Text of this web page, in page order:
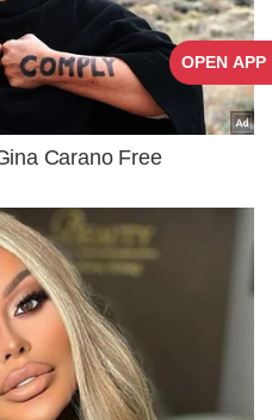
OPEN APP